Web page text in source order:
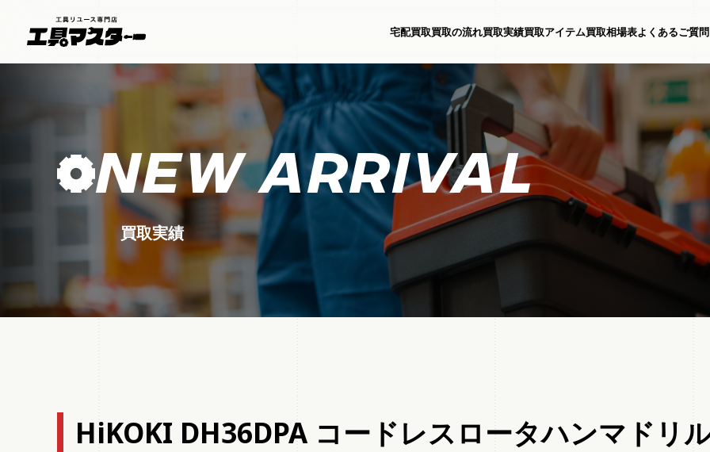
宅配買取買取の流れ買取実績買取アイテム買取相場表よくあるご質問
NEW ARRIVAL
買取実績
HiKOKI DH36DPA コードレスロータハンマドリ